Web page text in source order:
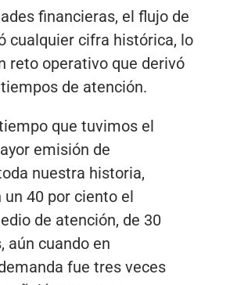
financieras, el flujo de
cualquier cifra histórica, lo
reto operativo que derivó
de atención.
que tuvimos el
emisión de
nuestra historia,
40 por ciento el
de atención, de 30
aún cuando en
fue tres veces